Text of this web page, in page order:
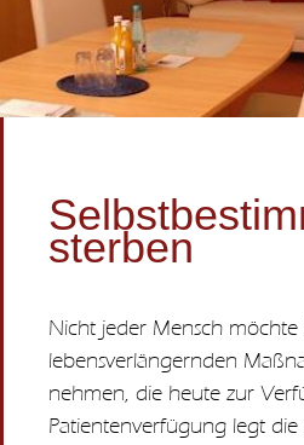
sterben
Nicht jeder Mensch möchte
lebensverlängernden
nehmen, die heute zur
Patientenverfügung legt die